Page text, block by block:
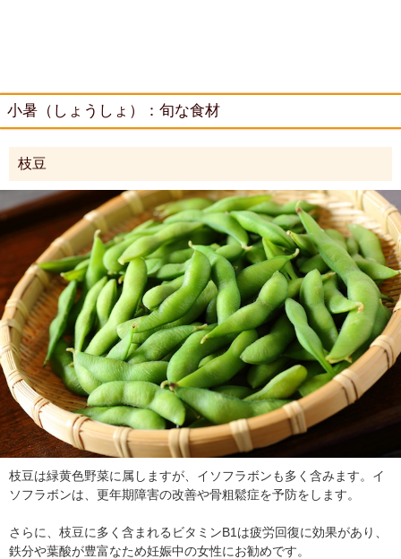
小暑（しょうしょ）：旬な食材
枝豆
枝豆は緑黄色野菜に属しますが、イソフラボンも多く含みます。イ
ソフラボンは、更年期障害の改善や骨粗鬆症を予防をします。
さらに、枝豆に多く含まれるビタミンB1は疲労回復に効果があり、
鉄分や葉酸が豊富なため妊娠中の女性にお勧めです。